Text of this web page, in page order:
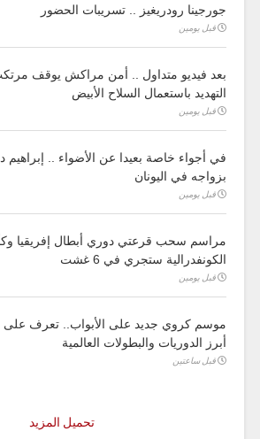
جورجينا رودريغيز .. تسريبات الحضور
قبل يومين
بعد فيديو متداول .. أمن مراكش يوقف
التهديد باستعمال السلاح الأبيض
قبل يومين
في أجواء خاصة بعيدا عن الأضواء .. إبراهيم
بزواجه في اليونان
قبل يومين
مراسم سحب قرعتي دوري أبطال إفريقيا
الكونفدرالية ستجري في 6 غشت
قبل يومين
موسم كروي جديد على الأبواب.. تعرف على
أبرز الدوريات والبطولات العالمية
قبل ساعتين
تحميل المزيد